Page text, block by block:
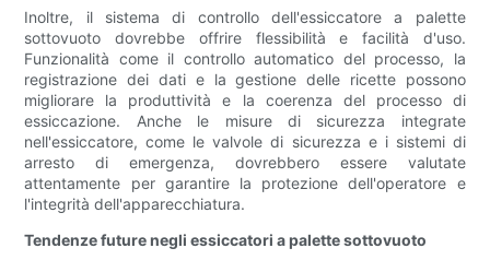
Inoltre, il sistema di controllo dell'essiccatore a palette
sottovuoto dovrebbe offrire flessibilità e facilità d'uso.
Funzionalità come il controllo automatico del processo, la
registrazione dei dati e la gestione delle ricette possono
migliorare la produttività e la coerenza del processo di
essiccazione. Anche le misure di sicurezza integrate
nell'essiccatore, come le valvole di sicurezza e i sistemi di
arresto di emergenza, dovrebbero essere valutate
attentamente per garantire la protezione dell'operatore e
l'integrità dell'apparecchiatura.
Tendenze future negli essiccatori a palette sottovuoto